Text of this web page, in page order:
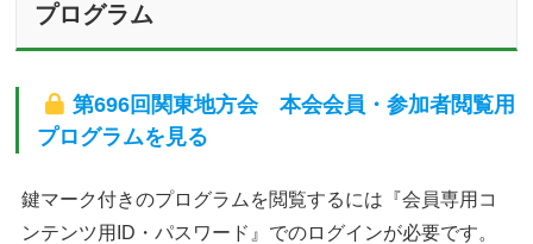
プログラム
第696回関東地方会 本会会員・参加者閲覧用
プログラムを見る
鍵マーク付きのプログラムを閲覧するには『会員専用コ
ンテンツ用ID・パスワード』でのログインが必要です。